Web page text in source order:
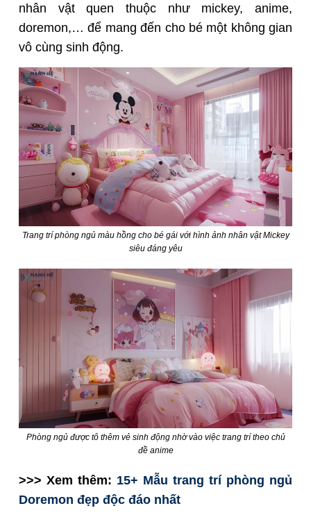
nhân vật quen thuộc như mickey, anime,
doremon,… để mang đến cho bé một không gian
vô cùng sinh động.
Trang trí phòng ngủ màu hồng cho bé gái với hình ảnh nhân vật Mickey
siêu đáng yêu
Phòng ngủ được tô thêm vẻ sinh động nhờ vào việc trang trí theo chủ
đề anime
>>> Xem thêm: 15+ Mẫu trang trí phòng ngủ
Doremon đẹp độc đáo nhất